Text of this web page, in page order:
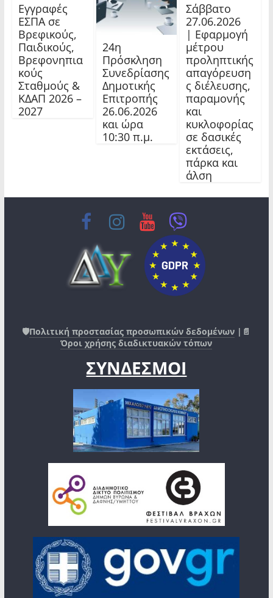
Εγγραφές
ΕΣΠΑ σε
Βρεφικούς,
Παιδικούς,
Βρεφονηπια
κούς
Σταθμούς &
ΚΔΑΠ 2026 –
2027
24η
Πρόσκληση
Συνεδρίασης
Δημοτικής
Επιτροπής
26.06.2026
και ώρα
10:30 π.μ.
Σάββατο
27.06.2026
| Εφαρμογή
μέτρου
προληπτικής
απαγόρευση
ς διέλευσης,
παραμονής
και
κυκλοφορίας
σε δασικές
εκτάσεις,
πάρκα και
άλση
🛡️Πολιτική προστασίας προσωπικών δεδομένων |📄
Όροι χρήσης διαδικτυακών τόπων
ΣΥΝΔΕΣΜΟΙ